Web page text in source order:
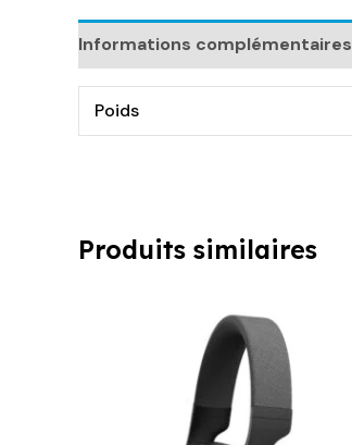
Informations complémentaires
Poids
Produits similaires